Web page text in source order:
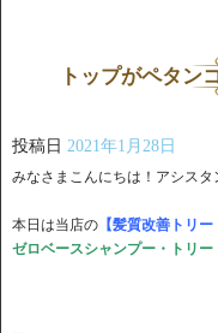
トップがペタン
投稿日 2021年1月28日
みなさまこんにちは！アシス
本日は当店の 【髪質改善トリー
ゼロベースシャンプー・トリー